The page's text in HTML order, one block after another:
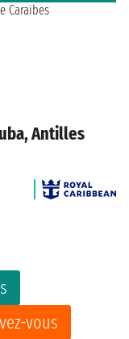
Antilles
vous